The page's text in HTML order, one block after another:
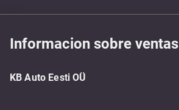
Informacion sobre ventas
KB Auto Eesti OÜ